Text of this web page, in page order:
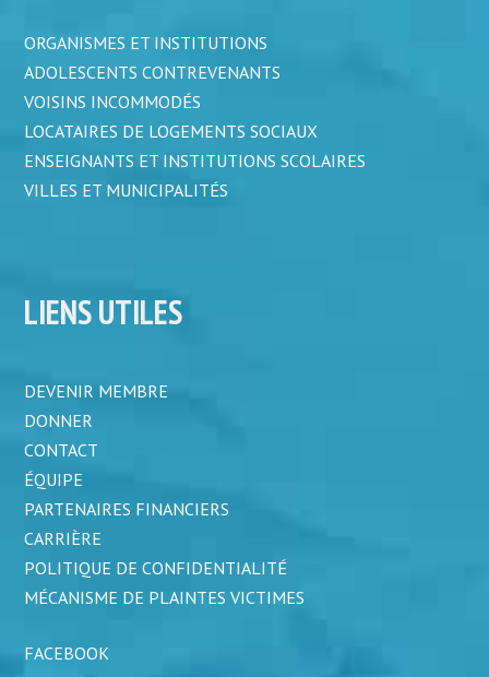
ORGANISMES ET INSTITUTIONS
ADOLESCENTS CONTREVENANTS
VOISINS INCOMMODÉS
LOCATAIRES DE LOGEMENTS SOCIAUX
ENSEIGNANTS ET INSTITUTIONS SCOLAIRES
VILLES ET MUNICIPALITÉS
LIENS UTILES
DEVENIR MEMBRE
DONNER
CONTACT
ÉQUIPE
PARTENAIRES FINANCIERS
CARRIÈRE
POLITIQUE DE CONFIDENTIALITÉ
MÉCANISME DE PLAINTES VICTIMES
FACEBOOK